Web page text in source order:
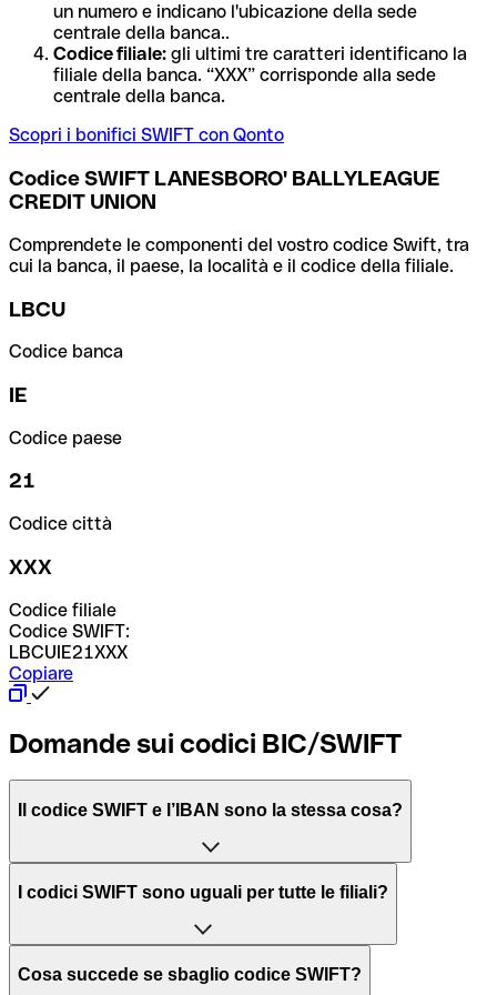
un numero e indicano l'ubicazione della sede
centrale della banca..
Codice filiale: gli ultimi tre caratteri identificano la
filiale della banca. “XXX” corrisponde alla sede
centrale della banca.
Scopri i bonifici SWIFT con Qonto
Codice SWIFT LANESBORO' BALLYLEAGUE
CREDIT UNION
Comprendete le componenti del vostro codice Swift, tra
cui la banca, il paese, la località e il codice della filiale.
LBCU
Codice banca
IE
Codice paese
21
Codice città
XXX
Codice filiale
Codice SWIFT:
LBCUIE21XXX
Copiare
Domande sui codici BIC/SWIFT
Il codice SWIFT e l’IBAN sono la stessa cosa?
L'acronimo SWIFT sta per “Society for Worldwide
per l’elaborazione dei pagamenti tra diversi Paesi.
I codici SWIFT sono uguali per tutte le filiali?
Dipende dalle banche. In alcuni casi le banche utilizzano
Cosa succede se sbaglio codice SWIFT?